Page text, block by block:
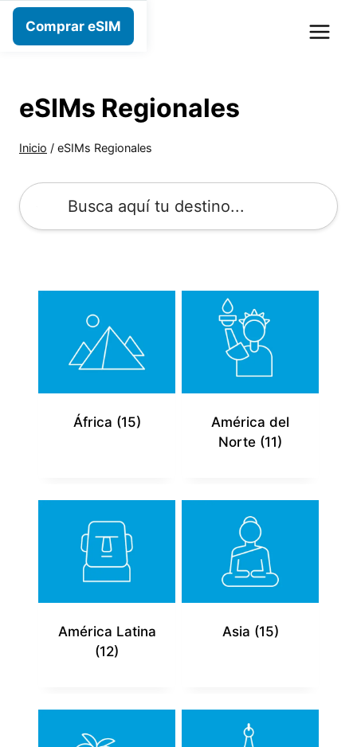
Saltar
eSIMs Regionales
Inicio / eSIMs Regionales
África (15)
América del
Norte (11)
América Latina
(12)
Asia (15)
Comprar eSIM